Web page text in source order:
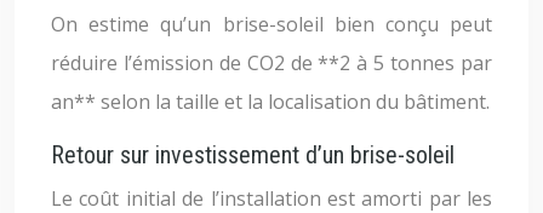
On estime qu’un brise-soleil bien conçu peut
réduire l’émission de CO2 de **2 à 5 tonnes par
an** selon la taille et la localisation du bâtiment.
Retour sur investissement d’un brise-soleil
Le coût initial de l’installation est amorti par les